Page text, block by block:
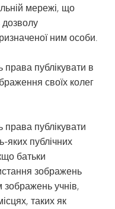
мережі, що
ним особи.
публікувати в
своїх колег
публікувати
яких публічних
батьки
зображень
зображень учнів,
таких як